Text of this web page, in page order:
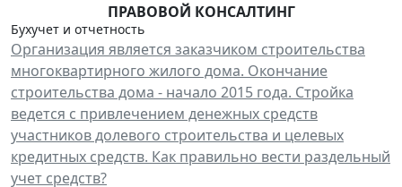
ПРАВОВОЙ КОНСАЛТИНГ
Бухучет и отчетность
Организация является заказчиком строительства
многоквартирного жилого дома. Окончание
строительства дома - начало 2015 года. Стройка
ведется с привлечением денежных средств
участников долевого строительства и целевых
кредитных средств. Как правильно вести раздельный
учет средств?